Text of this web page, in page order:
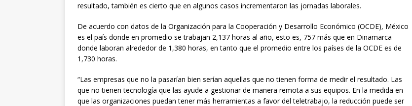
resultado, también es cierto que en algunos casos incrementaron las jornadas laborales.
De acuerdo con datos de la Organización para la Cooperación y Desarrollo Económico (OCDE), México
es el país donde en promedio se trabajan 2,137 horas al año, esto es, 757 más que en Dinamarca
donde laboran alrededor de 1,380 horas, en tanto que el promedio entre los países de la OCDE es de
1,730 horas.
“Las empresas que no la pasarían bien serían aquellas que no tienen forma de medir el resultado. Las
que no tienen tecnología que las ayude a gestionar de manera remota a sus equipos. En la medida en
que las organizaciones puedan tener más herramientas a favor del teletrabajo, la reducción puede ser